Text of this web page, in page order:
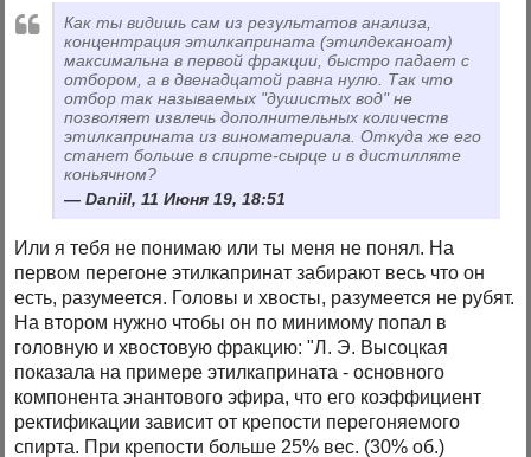
Как ты видишь сам из результатов анализа,
концентрация этилкаприната (этилдеканоат)
максимальна в первой фракции, быстро падает с
отбором, а в двенадцатой равна нулю. Так что
отбор так называемых "душистых вод" не
позволяет извлечь дополнительных количеств
этилкаприната из виноматериала. Откуда же его
станет больше в спирте-сырце и в дистилляте
коньячном?
Daniil, 11 Июня 19, 18:51
Или я тебя не понимаю или ты меня не понял. На
первом перегоне этилкапринат забирают весь что он
есть, разумеется. Головы и хвосты, разумеется не рубят.
На втором нужно чтобы он по минимому попал в
головную и хвостовую фракцию: "Л. Э. Высоцкая
показала на примере этилкаприната - основного
компонента энантового эфира, что его коэффициент
ректификации зависит от крепости перегоняемого
спирта. При крепости больше 25% вес. (30% об.)